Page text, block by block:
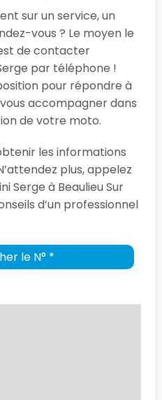
sur un service, un
vous ? Le moyen le
de contacter
par téléphone !
pour répondre à
accompagner dans
de votre moto.
les informations
plus, appelez
Serge à Beaulieu Sur
d’un professionnel
le N° *